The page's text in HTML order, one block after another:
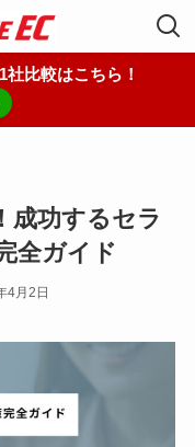
比較はこちら！
成功するセラ
全ガイド
4月2日